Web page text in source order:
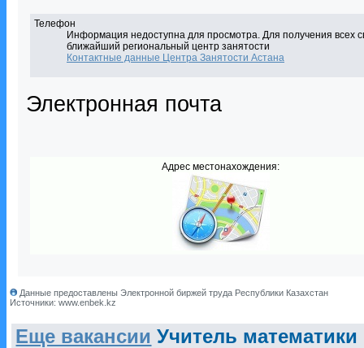
Телефон
Информация недоступна для просмотра. Для получения всех
ближайший региональный центр занятости
Контактные данные Центра Занятости Астана
Электронная почта
Адрес местонахождения:
Данные предоставлены Электронной биржей труда Республики Казахстан
Источники: www.enbek.kz
Еще вакансии Учитель